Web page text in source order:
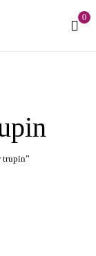
0
trupin”